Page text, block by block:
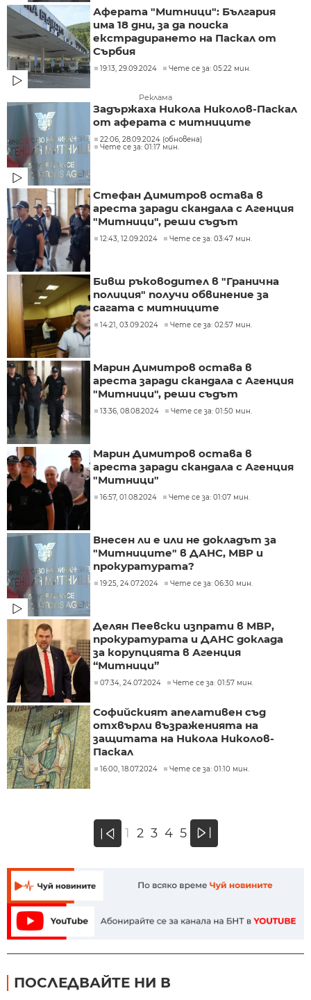
Аферата "Митници": България
има 18 дни, за да поиска
екстрадирането на Паскал от
Сърбия
19:13, 29.09.2024 Чете се за: 05:22 мин.
Реклама
Задържаха Никола Николов-Паскал
от аферата с митниците
22:06, 28.09.2024 (обновена)
Чете се за: 01:17 мин.
Стефан Димитров остава в
ареста заради скандала с Агенция
"Митници", реши съдът
12:43, 12.09.2024 Чете се за: 03:47 мин.
Бивш ръководител в "Гранична
полиция" получи обвинение за
сагата с митниците
14:21, 03.09.2024 Чете се за: 02:57 мин.
Марин Димитров остава в
ареста заради скандала с Агенция
"Митници", реши съдът
13:36, 08.08.2024 Чете се за: 01:50 мин.
Марин Димитров остава в
ареста заради скандала с Агенция
"Митници"
16:57, 01.08.2024 Чете се за: 01:07 мин.
Внесен ли е или не докладът за
"Митниците" в ДАНС, МВР и
прокуратурата?
19:25, 24.07.2024 Чете се за: 06:30 мин.
Делян Пеевски изпрати в МВР,
прокуратурата и ДАНС доклада
за корупцията в Агенция
“Митници”
07:34, 24.07.2024 Чете се за: 01:57 мин.
Софийският апелативен съд
отхвърли възраженията на
защитата на Никола Николов-
Паскал
16:00, 18.07.2024 Чете се за: 01:10 мин.
« 1 2 3 4 5 »
ПОСЛЕДВАЙТЕ НИ В